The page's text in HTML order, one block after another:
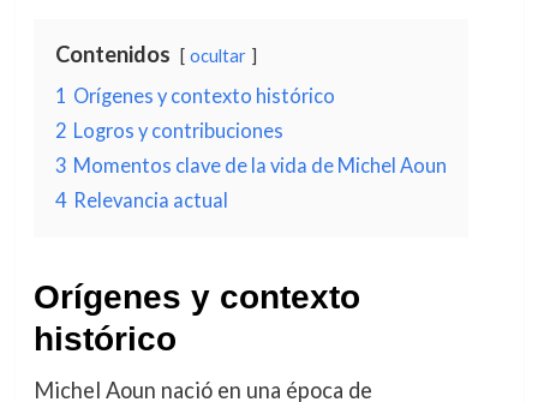
Contenidos ocultar
1 Orígenes y contexto histórico
2 Logros y contribuciones
3 Momentos clave de la vida de Michel Aoun
4 Relevancia actual
Orígenes y contexto
histórico
Michel Aoun nació en una época de